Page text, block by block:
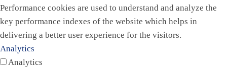
Performance cookies are used to understand and analyze the
key performance indexes of the website which helps in
delivering a better user experience for the visitors.
Analytics
Analytics